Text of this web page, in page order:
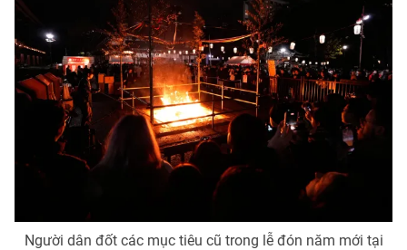
Người dân đốt các mục tiêu cũ trong lễ đón năm mới tại